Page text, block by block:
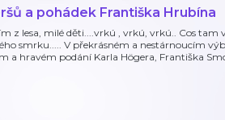
a pohádek Františka Hrubína
z lesa, milé děti....vrkú , vrkú, vrkú.. Cos tam
smrku..... V překrásném a nestárnoucím
a hravém podání Karla Högera, Františka